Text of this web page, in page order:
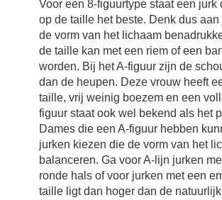
Voor een 8-figuurtype staat een jurk
op de taille het beste. Denk dus
de vorm van het lichaam
de taille kan met een riem of een
worden. Bij het A-figuur zijn de
dan de heupen. Deze vrouw heeft
taille, vrij weinig boezem en een
figuur staat ook wel bekend als het
Dames die een A-figuur hebben
jurken kiezen die de vorm van het
balanceren. Ga voor A-lijn jurken
ronde hals of voor jurken met een
taille ligt dan hoger dan de